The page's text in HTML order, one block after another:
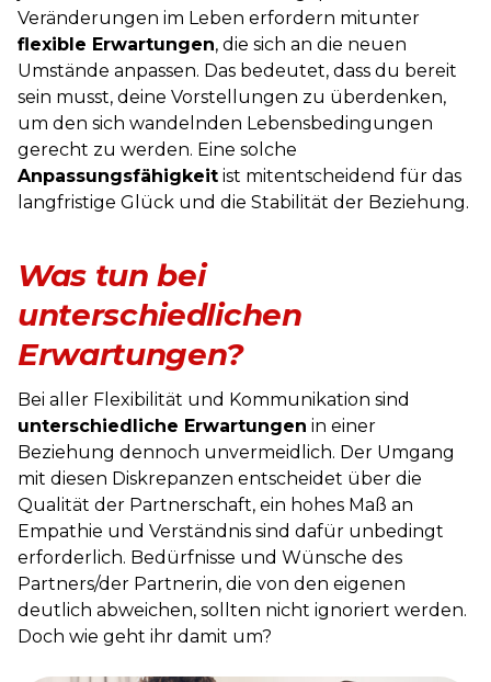
Veränderungen im Leben erfordern mitunter
flexible Erwartungen, die sich an die neuen
Umstände anpassen. Das bedeutet, dass du bereit
sein musst, deine Vorstellungen zu überdenken,
um den sich wandelnden Lebensbedingungen
gerecht zu werden. Eine solche
Anpassungsfähigkeit ist mitentscheidend für das
langfristige Glück und die Stabilität der Beziehung.
Was tun bei
unterschiedlichen
Erwartungen?
Bei aller Flexibilität und Kommunikation sind
unterschiedliche Erwartungen in einer
Beziehung dennoch unvermeidlich. Der Umgang
mit diesen Diskrepanzen entscheidet über die
Qualität der Partnerschaft, ein hohes Maß an
Empathie und Verständnis sind dafür unbedingt
erforderlich. Bedürfnisse und Wünsche des
Partners/der Partnerin, die von den eigenen
deutlich abweichen, sollten nicht ignoriert werden.
Doch wie geht ihr damit um?